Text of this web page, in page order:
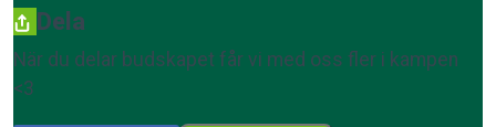
Dela
När du delar budskapet får vi med oss fler i kampen
<3